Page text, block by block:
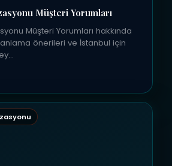
Müşteri Yorumları
Müşteri Yorumları hakkında
önerileri ve İstanbul için